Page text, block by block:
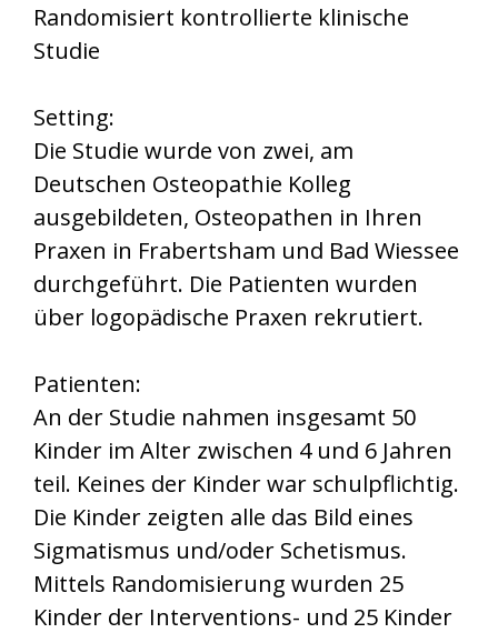
Randomisiert kontrollierte klinische
Studie
Setting:
Die Studie wurde von zwei, am
Deutschen Osteopathie Kolleg
ausgebildeten, Osteopathen in Ihren
Praxen in Frabertsham und Bad Wiessee
durchgeführt. Die Patienten wurden
über logopädische Praxen rekrutiert.
Patienten:
An der Studie nahmen insgesamt 50
Kinder im Alter zwischen 4 und 6 Jahren
teil. Keines der Kinder war schulpflichtig.
Die Kinder zeigten alle das Bild eines
Sigmatismus und/oder Schetismus.
Mittels Randomisierung wurden 25
Kinder der Interventions- und 25 Kinder